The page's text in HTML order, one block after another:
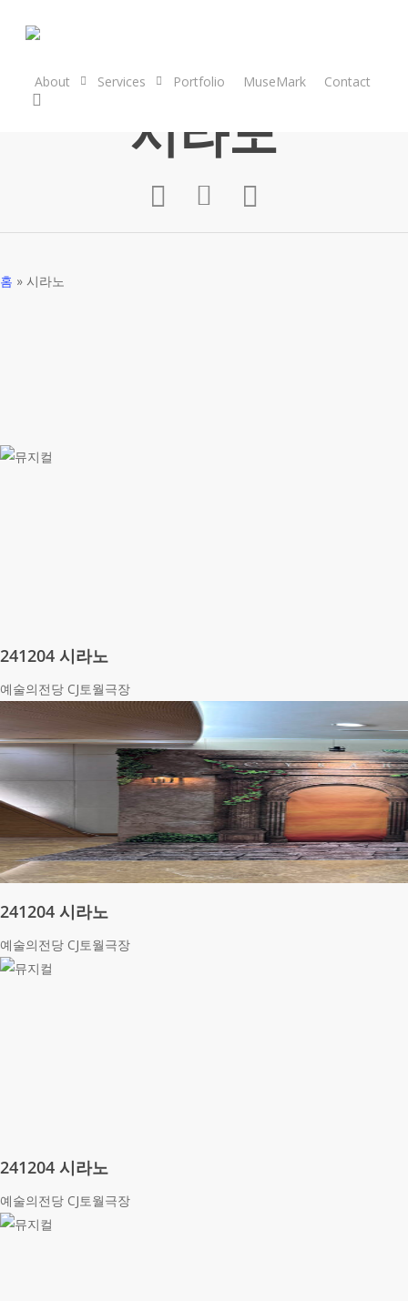
contentAbout Services Portfolio MuseMark Contact
시라노
홈 » 시라노
241204 시라노
예술의전당 CJ토월극장
241204 시라노
예술의전당 CJ토월극장
241204 시라노
예술의전당 CJ토월극장